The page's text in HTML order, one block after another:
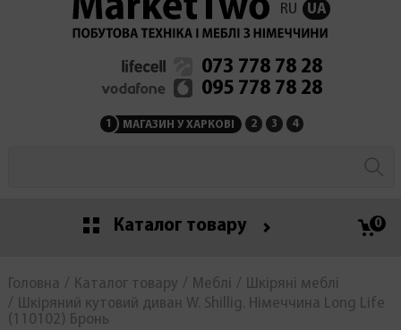
RU UA
073 778 78 28
095 778 78 28
1 МАГАЗИН У ХАРКОВІ 2 МАГАЗИН НА
3 СЕРВІСНИЙ ЦЕНТР
4
Каталог товару 0
Головна Каталог товару Меблі
Шкіряні меблі
Шкіряний кутовий диван W. Shillig. Німеччина Long Life
(110102) Бронь